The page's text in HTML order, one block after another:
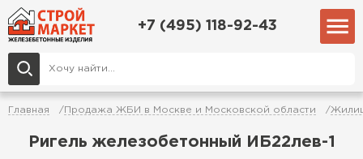
+7 (495) 118-92-43
Главная Продажа ЖБИ в Москве и Московской области
Ригель железобетонный ИБ22лев-1